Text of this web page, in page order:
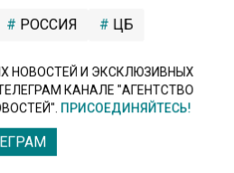
РОССИЯ ЦБ
НОВОСТЕЙ И ЭКСКЛЮЗИВНЫХ
КАНАЛЕ "АГЕНТСТВО
ПРИСОЕДИНЯЙТЕСЬ!